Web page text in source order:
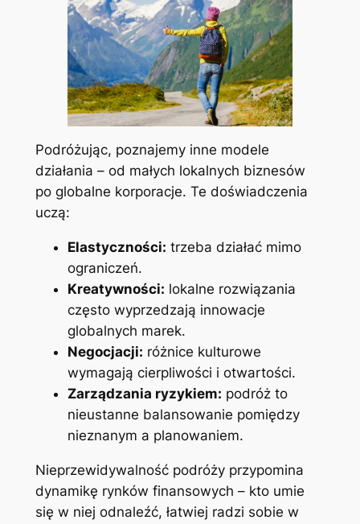
Podróżując, poznajemy inne modele
działania – od małych lokalnych biznesów
po globalne korporacje. Te doświadczenia
uczą:
Elastyczności: trzeba działać mimo
ograniczeń.
Kreatywności: lokalne rozwiązania
często wyprzedzają innowacje
globalnych marek.
Negocjacji: różnice kulturowe
wymagają cierpliwości i otwartości.
Zarządzania ryzykiem: podróż to
nieustanne balansowanie pomiędzy
nieznanym a planowaniem.
Nieprzewidywalność podróży przypomina
dynamikę rynków finansowych – kto umie
się w niej odnaleźć, łatwiej radzi sobie w